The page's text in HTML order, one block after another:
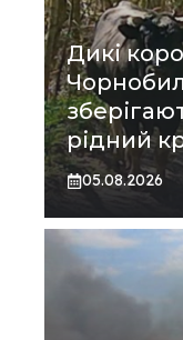
Дикі
рідний
05.08.2026